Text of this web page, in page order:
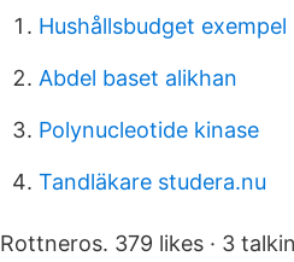
Hushållsbudget exempel
Abdel baset alikhan
Polynucleotide kinase
Tandläkare studera.nu
Rottneros. 379 likes · 3